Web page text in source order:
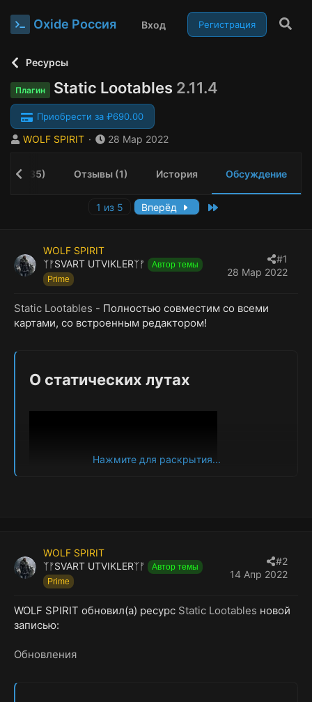
Oxide Россия Вход Регистрация
Ресурсы
Плагин Static Lootables 2.11.4
Приобрести за ₽690.00
А
WOLF SPIRIT
Д
а
а
а
28 Мар 2022
(35) Отзывы (1) История Обсуждение
1 из 5 Вперёд
WOLF SPIRIT
ᛉᚠSVART UTVIKLERᛉᚠ
Автор темы
Prime
28 Мар 2022
#1
Static Lootables - Полностью совместим со всеми
картами, со встроенным редактором!
О статических лутах​
Вы когда-нибудь задумывались, почему в Rust так
много столов, туалетов, ящиков и даже стиральных
машин, но вы никогда не видели скрытых секретов
внутри? Теперь вы можете!
эти скучные реквизиты в контейнеры с добычей,
наполненные всевозможными вкусностями.
быть разграблены. Для наилучшего опыта
Нажмите для раскрытия...
WOLF SPIRIT
ᛉᚠSVART UTVIKLERᛉᚠ
Автор темы
Prime
14 Апр 2022
#2
WOLF SPIRIT обновил(а) ресурс Static Lootables новой
записью:
Обновления